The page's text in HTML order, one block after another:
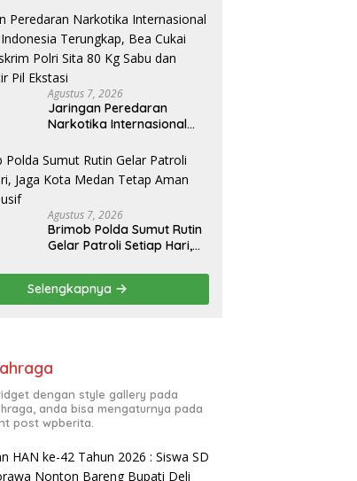
Rangka Bekas Asal Tiongkok
Agustus 7, 2026
Jaringan Peredaran
Narkotika Internasional
Terungkap, Bea Cukai dan
Bareskrim Polri Sita 80 Kg
Sabu dan 5.200 Butir Pil
Agustus 7, 2026
Brimob Polda Sumut Rutin
Gelar Patroli Setiap Hari,
Aman dan Kondusif
Selengkapnya
dengan style gallery pada
anda bisa mengaturnya pada
post wpberita.